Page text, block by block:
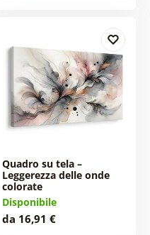
Quadro su tela –
Leggerezza delle onde
colorate
Disponibile
da 16,91 €